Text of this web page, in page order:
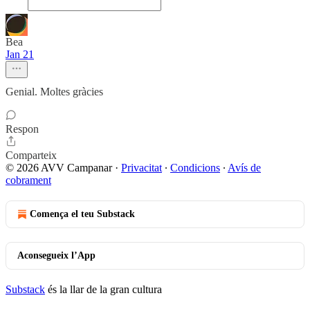
Bea
Jan 21
Genial. Moltes gràcies
Respon
Comparteix
© 2026 AVV Campanar· Privacitat ∙ Condicions ∙ Avís de
cobrament
Comença el teu Substack
Aconsegueix l’App
Substack és la llar de la gran cultura